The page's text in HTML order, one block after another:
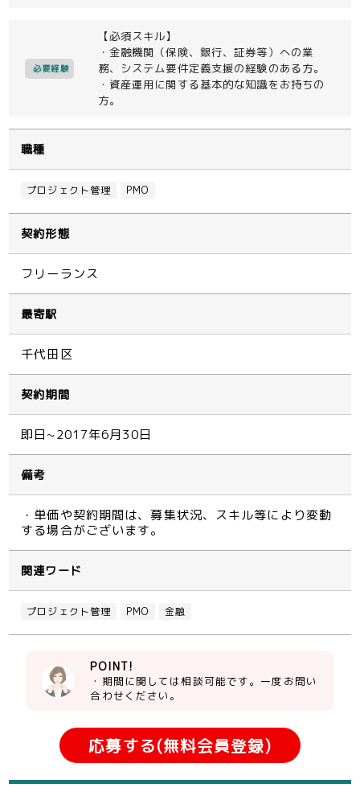
必要経験
【必須スキル】
・金融機関（保険、銀行、証券等）への業
務、システム要件定義支援の経験のある方。
・資産運用に関する基本的な知識をお持ちの
方。
職種
プロジェクト管理 PMO
契約形態
フリーランス
最寄駅
千代田区
契約期間
即日~2017年6月30日
備考
・単価や契約期間は、募集状況、スキル等により変動
する場合がございます。
関連ワード
プロジェクト管理 PMO 金融
POINT!
・期間に関しては相談可能です。一度お問い
合わせください。
応募する(無料会員登録)